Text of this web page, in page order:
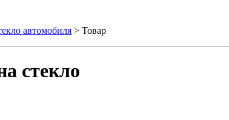
автомобиля > Товар
стекло